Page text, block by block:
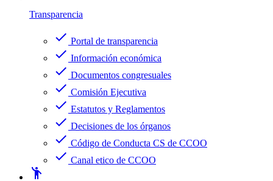
Transparencia
check Portal de transparencia
check Información económica
check Documentos congresuales
check Comisión Ejecutiva
check Estatutos y Reglamentos
check Decisiones de los órganos
check Código de Conducta CS de CCOO
check Canal etico de CCOO
emoji_people